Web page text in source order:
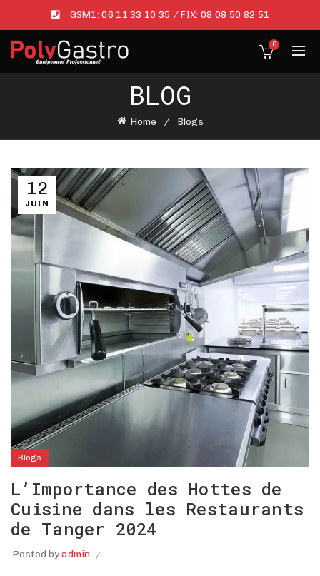
GSM1:06 11 33 10 35 / FIX: 08 08 50 82 51
0
BLOG
Home Blogs
12
JUIN
Blogs
L’Importance des Hottes de
Cuisine dans les Restaurants
de Tanger 2024
Posted byadmin